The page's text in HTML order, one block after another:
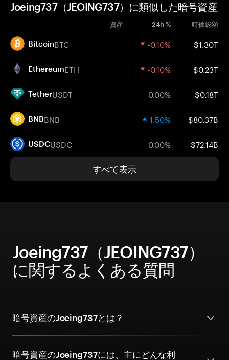
Joeing737（JEOING737）に類似した暗号資産
資産 24h % 時価総額
BitcoinBTC -0.10% $1.30T
EthereumETH -0.10% $0.23T
TetherUSDT 0.00% $0.18T
BNBBNB 1.50% $80.37B
USDCUSDC 0.00% $72.14B
すべて表示
Joeing737（JEOING737）
に関するよくある質問
暗号資産のJoeing737とは？
暗号資産のJoeing737には、主にどんな利